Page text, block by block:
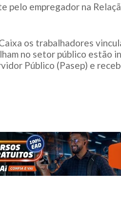
empregador na
os trabalhadores
no setor público estão
Público (Pasep) e